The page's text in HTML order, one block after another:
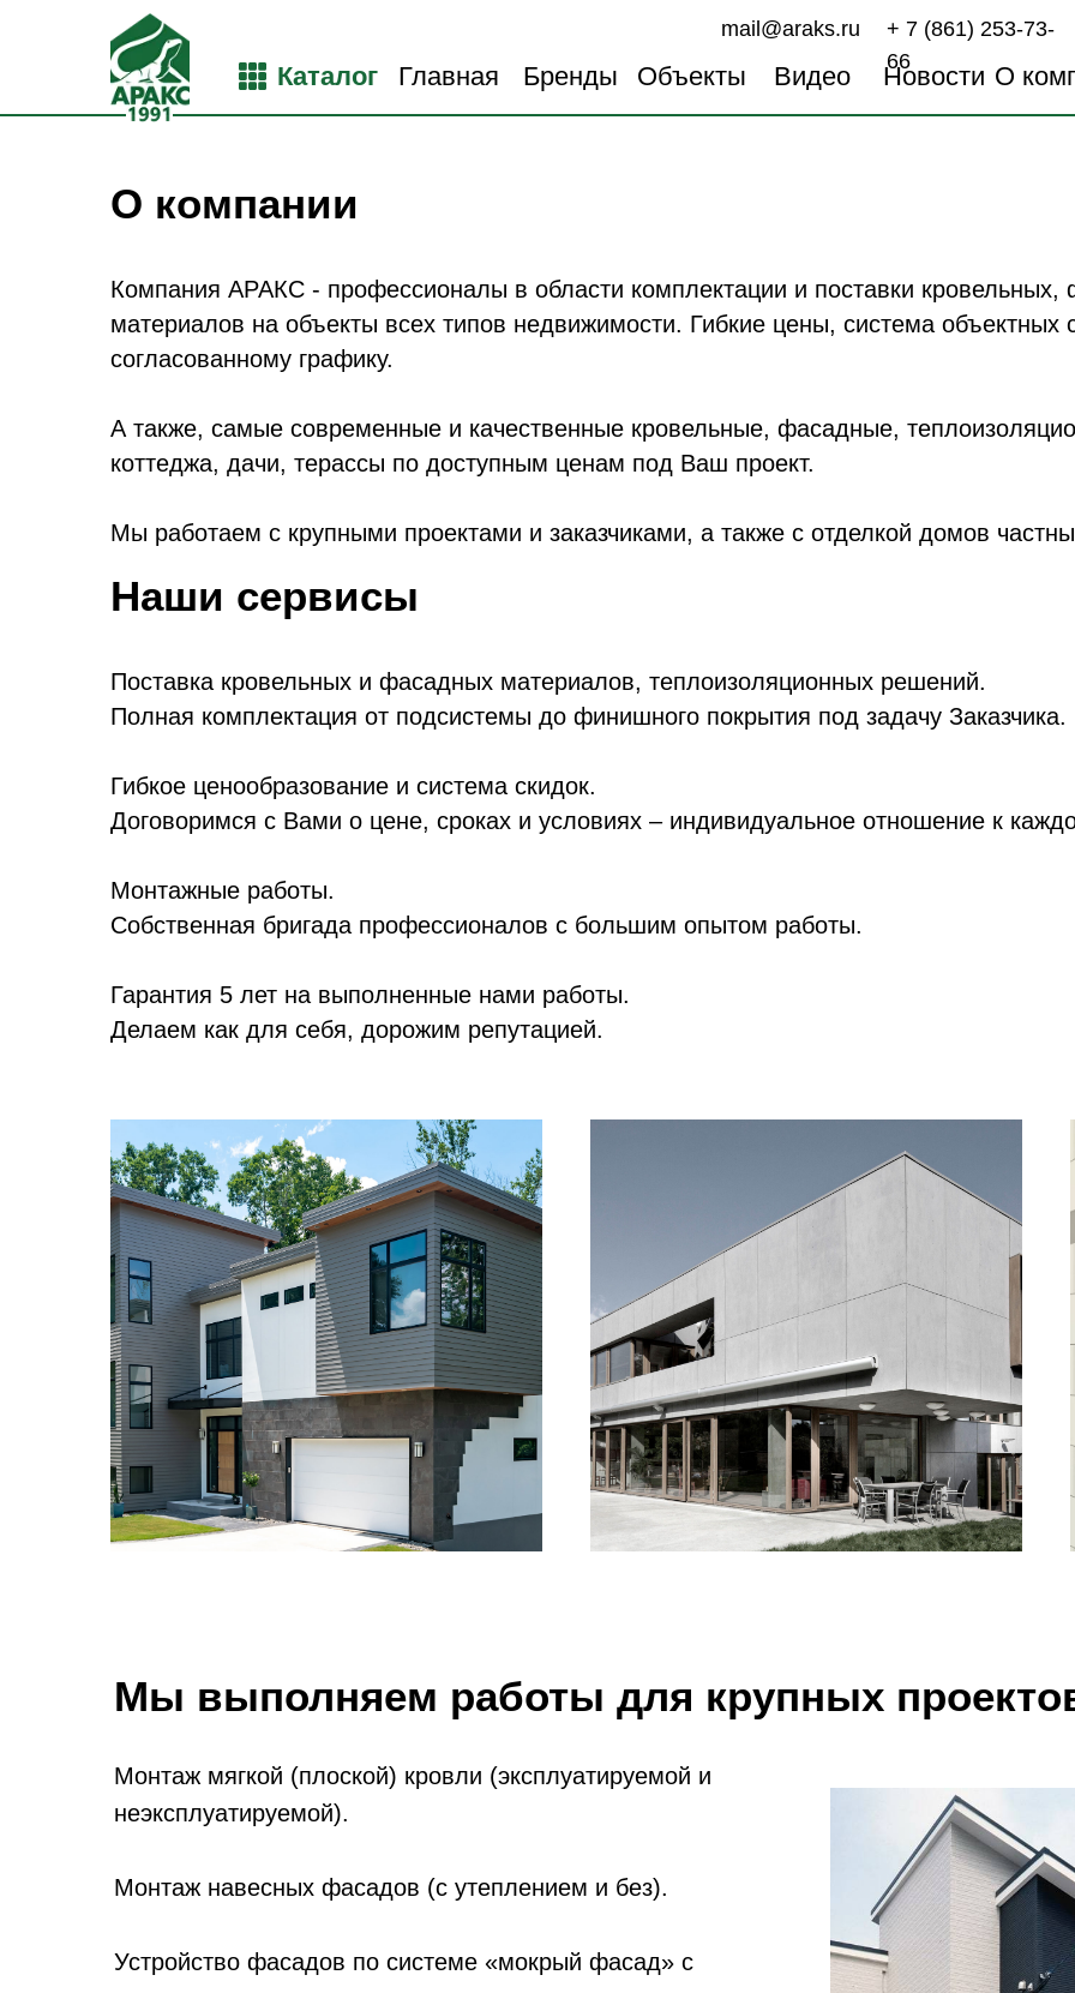
mail@araks.ru
+ 7 (861) 253-73-
66
О
Новости
Видео
Объекты
Бренды
Каталог Главная
Поставка кровельных и фасадных материалов, теплоизоляционных решений.
Полная комплектация от подсистемы до финишного покрытия под задачу Заказчика.
Гибкое ценообразование и система скидок.
Договоримся с Вами о цене, сроках и условиях – индивидуальное отношение к
Монтажные работы.
Собственная бригада профессионалов с большим опытом работы.
Гарантия 5 лет на выполненные нами работы.
Делаем как для себя, дорожим репутацией.
Наши сервисы
О компании
Компания АРАКС - профессионалы в области комплектации и поставки
материалов на объекты всех типов недвижимости. Гибкие цены, система объектных
согласованному графику.
А также, самые современные и качественные кровельные, фасадные,
коттеджа, дачи, терассы по доступным ценам под Ваш проект.
Мы работаем с крупными проектами и заказчиками, а также с отделкой домов
Мы выполняем работы для крупных
Монтаж мягкой (плоской) кровли (эксплуатируемой и
неэксплуатируемой).
Монтаж навесных фасадов (с утеплением и без).
Устройство фасадов по системе «мокрый фасад» с